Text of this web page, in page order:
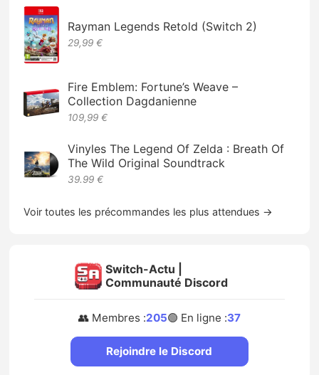
Rayman Legends Retold (Switch 2)
29,99 €
Fire Emblem: Fortune’s Weave –
Collection Dagdanienne
109,99 €
Vinyles The Legend Of Zelda : Breath Of
The Wild Original Soundtrack
39.99 €
Voir toutes les précommandes les plus attendues →
Switch-Actu |
Communauté Discord
👥 Membres :205🟢 En ligne :37
Rejoindre le Discord